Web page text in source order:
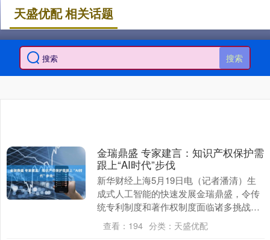
搜索
天盛优配 相关话题
金瑞鼎盛 专家建言：知识产权保护需
跟上“AI时代”步伐
新华财经上海5月19日电（记者潘清）生
成式人工智能的快速发展金瑞鼎盛，令传
统专利制度和著作权制度面临诸多挑战。
近日上海举行的一个论坛上，各方专家建
言：知识产权保....
查看： 194 分类： 天盛优配